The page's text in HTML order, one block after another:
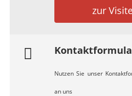
zur
Nutzen Sie unser
an uns